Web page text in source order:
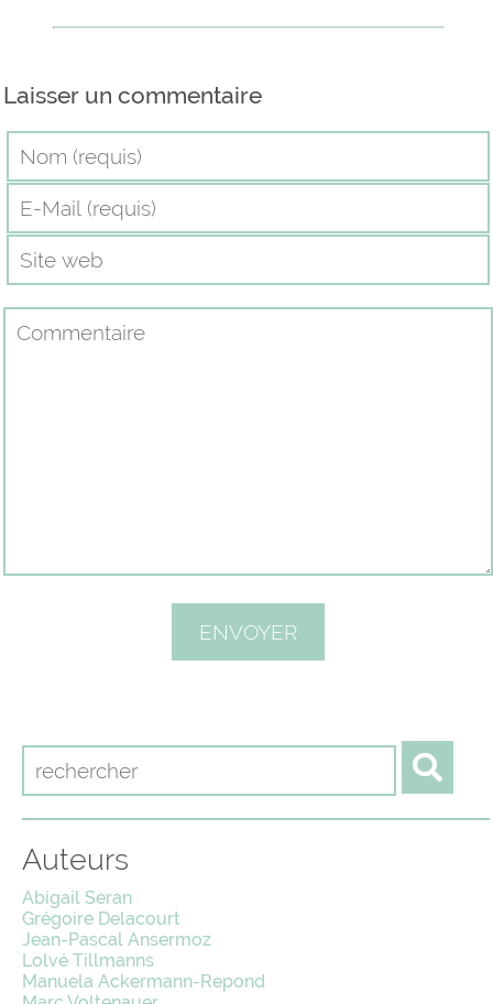
Laisser un commentaire
Auteurs
Abigail Seran
Grégoire Delacourt
Jean-Pascal Ansermoz
Lolvé Tillmanns
Manuela Ackermann-Repond